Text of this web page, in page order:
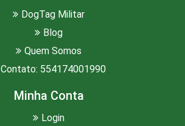
DogTag Militar
Blog
Quem Somos
Contato: 554174001990
Minha Conta
Login